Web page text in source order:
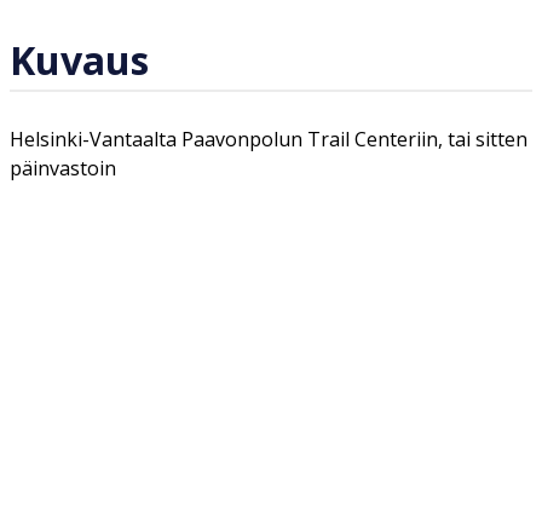
Kuvaus
Helsinki-Vantaalta Paavonpolun Trail Centeriin, tai sitten
päinvastoin